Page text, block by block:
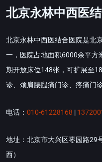
北京永林中西医
北京永林中西医结合医院是北
一，医院占地面积6000余平方
期开放床位148张，可扩展至
诊、颈肩腰腿痛门诊、疼痛门
电话： 010-61228168 |
地址：北京市大兴区枣园路29
西）